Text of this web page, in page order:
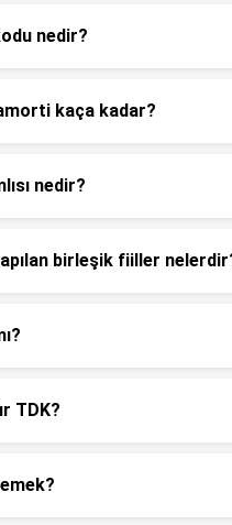
nedir?
kaça kadar?
nedir?
birleşik fiiller
TDK?